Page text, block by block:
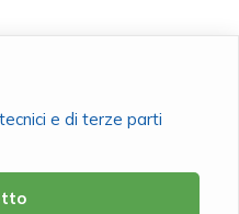
Marchigiano
e di terze parti